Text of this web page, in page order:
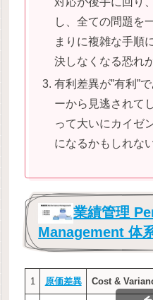
し、全ての問題を
まりに複雑な手順
決しなくなる恐れ
有利差異が”有利”
ーから見逃されて
って大いにカイゼ
になるかもしれな
業績管理
Management 体
1 原価差異 Cost &